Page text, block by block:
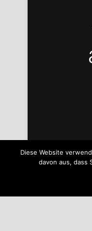
Diese Website
davon aus, dass